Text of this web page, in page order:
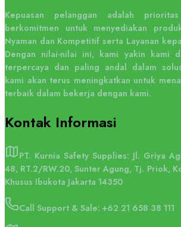
Kepuasan pelanggan adalah
berkomitmen untuk menyediakan
Nyaman dan Kompetitif serta Layanan
Dengan nilai-nilai ini, kami yakin kami
terpercaya dan paling andal dalam
kami akan terus meningkatkan untuk
terbaik dalam bekerja dengan kami.
Kontak Informasi
PT. Kurnia Safety Supplies: Jl. Griya
48, RT.2/RW.20, Sunter Agung, Tj. Priok,
Khusus Ibukota Jakarta 14350
Call Support & Sale: +62 21 658 38 111